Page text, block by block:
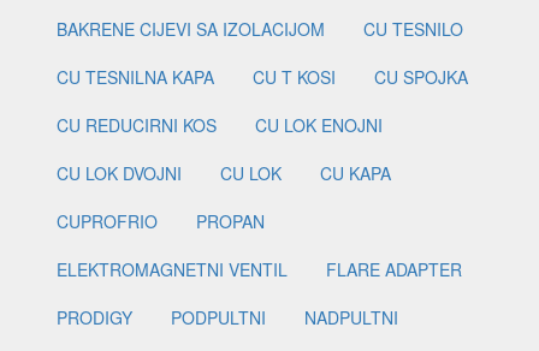
BAKRENE CIJEVI SA IZOLACIJOM
CU TESNILO
CU TESNILNA KAPA
CU T KOSI
CU SPOJKA
CU REDUCIRNI KOS
CU LOK ENOJNI
CU LOK DVOJNI
CU LOK
CU KAPA
CUPROFRIO
PROPAN
ELEKTROMAGNETNI VENTIL
FLARE ADAPTER
PRODIGY
PODPULTNI
NADPULTNI